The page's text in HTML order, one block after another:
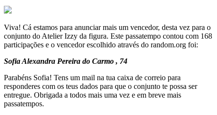
Viva! Cá estamos para anunciar mais um vencedor, desta vez para o
conjunto do Atelier Izzy da figura. Este passatempo contou com 168
participações e o vencedor escolhido através do random.org foi:
Sofia Alexandra Pereira do Carmo , 74
Parabéns Sofia! Tens um mail na tua caixa de correio para
responderes com os teus dados para que o conjunto te possa ser
entregue. Obrigada a todos mais uma vez e em breve mais
passatempos.